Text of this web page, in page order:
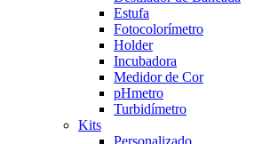
Estufa
Fotocolorímetro
Holder
Incubadora
Medidor de Cor
pHmetro
Turbidímetro
Kits
Personalizado